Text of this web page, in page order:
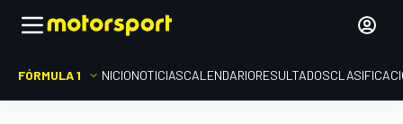
FÓRMULA 1 INICIONOTICIASCALENDARIORESULTADOS